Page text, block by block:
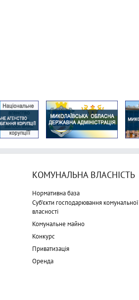
КОМУНАЛЬНА ВЛАСНІСТЬ
Нормативна база
Суб'єкти господарювання комунальної
власності
Комунальне майно
Конкурс
Приватизація
Оренда